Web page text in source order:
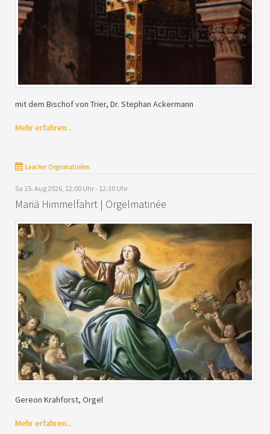
mit dem Bischof von Trier, Dr. Stephan Ackermann
Mehr erfahren...
Laacher Orgelmatinéen
Sa 15. Aug 2026, 12:00 Uhr - 12:30 Uhr
Mariä Himmelfahrt | Orgelmatinée
Gereon Krahforst, Orgel
Mehr erfahren...